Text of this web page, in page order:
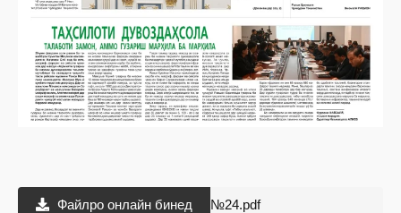
Файлро онлайн бинед №24.pdf